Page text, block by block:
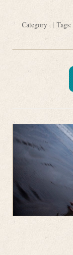
Category . | Tags: